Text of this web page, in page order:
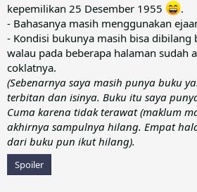
kepemilikan 25 Desember 1955
.
- Bahasanya masih menggunakan
- Kondisi bukunya masih bisa dibilang
walau pada beberapa halaman sudah
coklatnya.
(Sebenarnya saya masih punya buku
terbitan dan isinya. Buku itu saya
Cuma karena tidak terawat (maklum
akhirnya sampulnya hilang. Empat
dari buku pun ikut hilang).
Spoiler